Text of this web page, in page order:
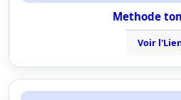
Methode
Voir